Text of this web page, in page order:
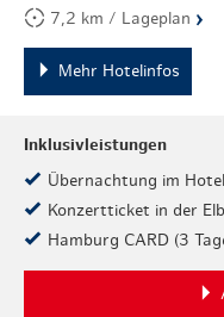
7,2 km / Lageplan ›
Mehr Hotelinfos
Inklusivleistungen
Übernachtung im
Konzertticket in der
Hamburg CARD (3